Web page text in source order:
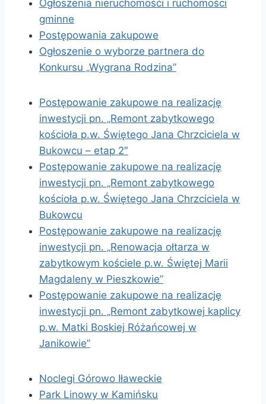
Ogłoszenia nieruchomośći i ruchomości
gminne
Postępowania zakupowe
Ogłoszenie o wyborze partnera do
Konkursu „Wygrana Rodzina”
Postępowanie zakupowe na realizację
inwestycji pn. „Remont zabytkowego
kościoła p.w. Świętego Jana Chrzciciela w
Bukowcu – etap 2″
Postępowanie zakupowe na realizację
inwestycji pn. „Remont zabytkowego
kościoła p.w. Świętego Jana Chrzciciela w
Bukowcu
Postępowanie zakupowe na realizację
inwestycji pn. „Renowacja ołtarza w
zabytkowym kościele p.w. Świętej Marii
Magdaleny w Pieszkowie”
Postępowanie zakupowe na realizację
inwestycji pn. „Remont zabytkowej kaplicy
p.w. Matki Boskiej Różańcowej w
Janikowie”
Noclegi Górowo Iławeckie
Park Linowy w Kamińsku